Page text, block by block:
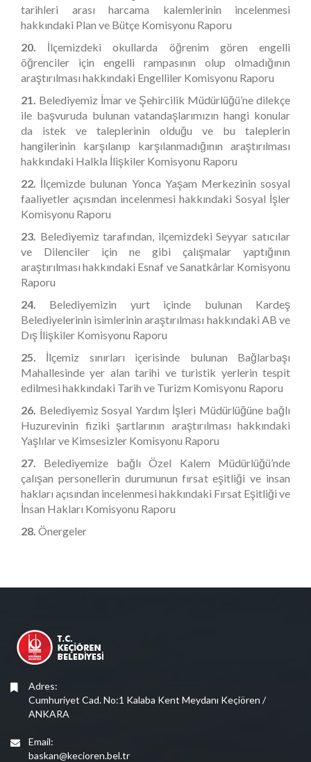
tarihleri arası harcama kalemlerinin incelenmesi
hakkındaki Plan ve Bütçe Komisyonu Raporu
20. İlçemizdeki okullarda öğrenim gören engelli
öğrenciler için engelli rampasının olup olmadığının
araştırılması hakkındaki Engelliler Komisyonu Raporu
21. Belediyemiz İmar ve Şehircilik Müdürlüğü’ne dilekçe
ile başvuruda bulunan vatandaşlarımızın hangi konular
da istek ve taleplerinin olduğu ve bu taleplerin
hangilerinin karşılanıp karşılanmadığının araştırılması
hakkındaki Halkla İlişkiler Komisyonu Raporu
22. İlçemizde bulunan Yonca Yaşam Merkezinin sosyal
faaliyetler açısından incelenmesi hakkındaki Sosyal İşler
Komisyonu Raporu
23. Belediyemiz tarafından, ilçemizdeki Seyyar satıcılar
ve Dilenciler için ne gibi çalışmalar yaptığının
araştırılması hakkındaki Esnaf ve Sanatkârlar Komisyonu
Raporu
24. Belediyemizin yurt içinde bulunan Kardeş
Belediyelerinin isimlerinin araştırılması hakkındaki AB ve
Dış İlişkiler Komisyonu Raporu
25. İlçemiz sınırları içerisinde bulunan Bağlarbaşı
Mahallesinde yer alan tarihi ve turistik yerlerin tespit
edilmesi hakkındaki Tarih ve Turizm Komisyonu Raporu
26. Belediyemiz Sosyal Yardım İşleri Müdürlüğüne bağlı
Huzurevinin fiziki şartlarının araştırılması hakkındaki
Yaşlılar ve Kimsesizler Komisyonu Raporu
27. Belediyemize bağlı Özel Kalem Müdürlüğü’nde
çalışan personellerin durumunun fırsat eşitliği ve insan
hakları açısından incelenmesi hakkındaki Fırsat Eşitliği ve
İnsan Hakları Komisyonu Raporu
28. Önergeler
Adres:
Cumhuriyet Cad. No:1 Kalaba Kent Meydanı Keçiören /
ANKARA
Email:
baskan@kecioren.bel.tr